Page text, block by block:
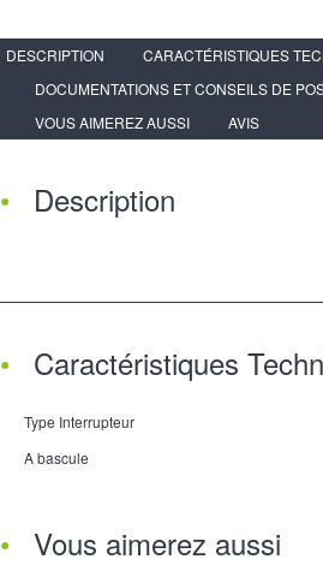
DESCRIPTION
CARACTÉRISTIQUES
DOCUMENTATIONS ET CONSEILS DE
VOUS AIMEREZ AUSSI
AVIS
Description
Caractéristiques
Type Interrupteur
A bascule
Vous aimerez aussi